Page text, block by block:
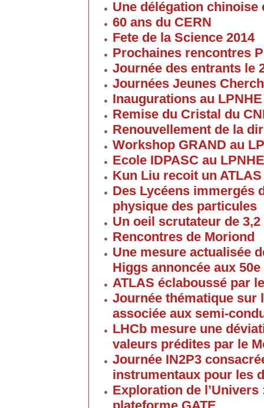
Une délégation
60 ans du CERN
Fete de la Science 2014
Prochaines rencontres
Journée des entrants le
Journées Jeunes
Inaugurations au LPNHE
Remise du Cristal du
Renouvellement de la
Workshop GRAND au
Ecole IDPASC au LPNHE
Kun Liu recoit un
Des Lycéens immergés
physique des particules
Un oeil scrutateur de
Rencontres de Moriond
Une mesure actualisée
Higgs annoncée aux
ATLAS éclaboussé par
Journée thématique sur
associée aux semi-
LHCb mesure une
valeurs prédites par le
Journée IN2P3
instrumentaux pour les
Exploration de